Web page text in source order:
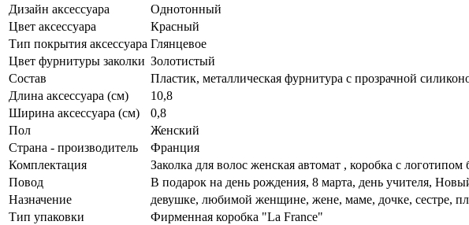
Дизайн аксессуара
Однотонный
Цвет аксессуара
Красный
Тип покрытия аксессуара Глянцевое
Цвет фурнитуры заколки Золотистый
Состав
Пластик, металлическая фурнитура с прозрачной
Длина аксессуара (см)
10,8
Ширина аксессуара (см)
0,8
Пол
Женский
Страна - производитель
Франция
Комплектация
Заколка для волос женская автомат , коробка с
Повод
В подарок на день рождения, 8 марта, день учителя,
Назначение
девушке, любимой женщине, жене, маме, дочке, сестре,
Тип упаковки
Фирменная коробка "La France"